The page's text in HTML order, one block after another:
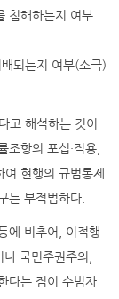
침해하는지 여부
되는지 여부(소극)
고 해석하는 것이
조항의 포섭·적용,
현행의 규범통제
는 부적법하다.
에 비추어, 이적행
국민주권주의,
다는 점이 수범자